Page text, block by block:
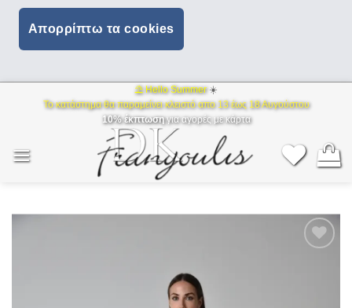
Απορρίπτω τα cookies
⛱ Hello Summer ☀️
Το κατάστημα θα παραμείνει κλειστό απο 13 έως 18 Αυγούστου
10% έκπτωσηγια αγορές με κάρτα